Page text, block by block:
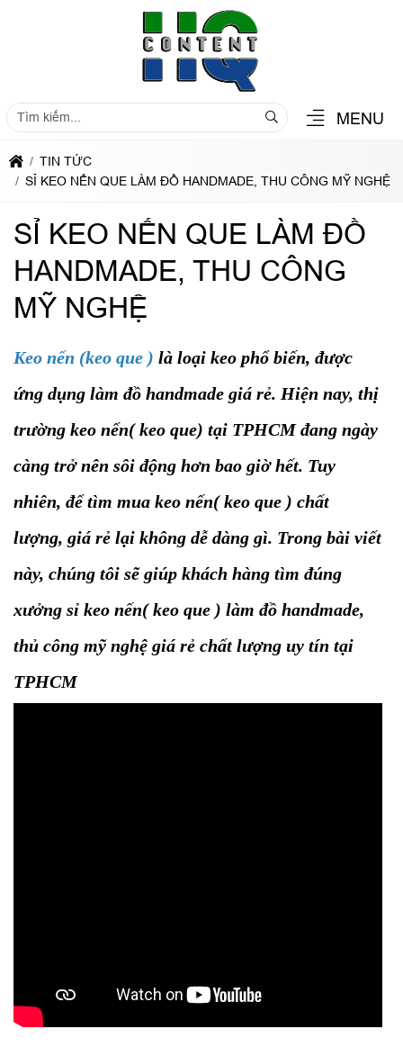
MENU
TIN TỨC
SỈ KEO NẾN QUE LÀM ĐỒ HANDMADE, THU CÔNG MỸ NGHỆ
SỈ KEO NẾN QUE LÀM ĐỒ
HANDMADE, THU CÔNG
MỸ NGHỆ
Keo nến (keo que ) là loại keo phổ biến, được
ứng dụng làm đồ handmade giá rẻ. Hiện nay, thị
trường keo nến( keo que) tại TPHCM đang ngày
càng trở nên sôi động hơn bao giờ hết. Tuy
nhiên, để tìm mua keo nến( keo que ) chất
lượng, giá rẻ lại không dễ dàng gì. Trong bài viết
này, chúng tôi sẽ giúp khách hàng tìm đúng
xưởng sỉ keo nến( keo que ) làm đồ handmade,
thủ công mỹ nghệ giá rẻ chất lượng uy tín tại
TPHCM